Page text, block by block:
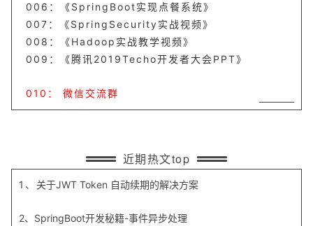
006：《SpringBoot实现点餐系统》
007：《SpringSecurity实战视频》
008：《Hadoop实战教学视频》
009：《腾讯2019Techo开发者大会PPT》
010： 微信交流群
近期热文top
1、 关于JWT Token 自动续期的解决方案
2、SpringBoot开发秘籍-事件异步处理